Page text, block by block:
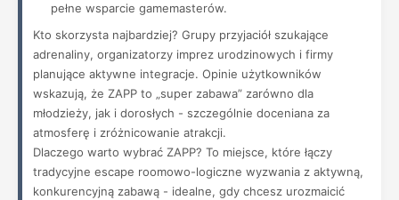
pełne wsparcie gamemasterów.
Kto skorzysta najbardziej? Grupy przyjaciół szukające
adrenaliny, organizatorzy imprez urodzinowych i firmy
planujące aktywne integracje. Opinie użytkowników
wskazują, że ZAPP to „super zabawa” zarówno dla
młodzieży, jak i dorosłych - szczególnie doceniana za
atmosferę i zróżnicowanie atrakcji.
Dlaczego warto wybrać ZAPP? To miejsce, które łączy
tradycyjne escape roomowo-logiczne wyzwania z aktywną,
konkurencyjną zabawą - idealne, gdy chcesz urozmaicić